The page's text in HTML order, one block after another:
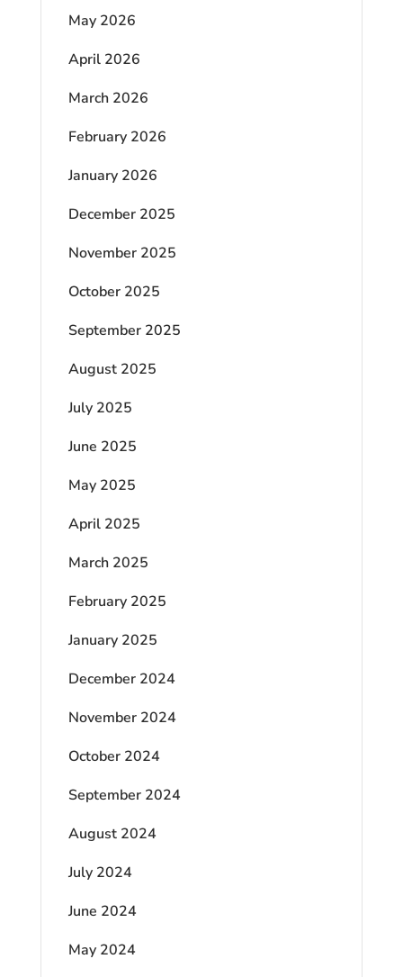
May 2026
April 2026
March 2026
February 2026
January 2026
December 2025
November 2025
October 2025
September 2025
August 2025
July 2025
June 2025
May 2025
April 2025
March 2025
February 2025
January 2025
December 2024
November 2024
October 2024
September 2024
August 2024
July 2024
June 2024
May 2024